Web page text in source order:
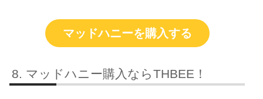
マッドハニーを購入する
マッドハニー購入ならTHBEE！